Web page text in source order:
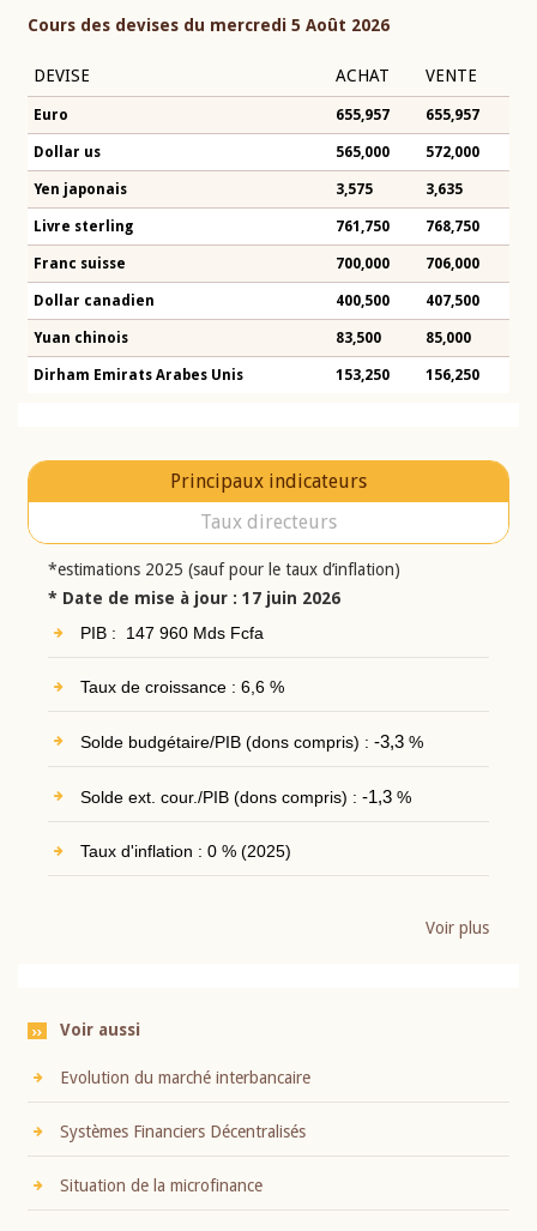
Cours des devises du mercredi 5 Août 2026
DEVISE ACHAT VENTE
Euro 655,957 655,957
Dollar us 565,000 572,000
Yen japonais 3,575 3,635
Livre sterling 761,750 768,750
Franc suisse 700,000 706,000
Dollar canadien 400,500 407,500
Yuan chinois 83,500 85,000
Dirham Emirats Arabes Unis 153,250 156,250
Principaux indicateurs
Taux directeurs
*estimations 2025 (sauf pour le taux d’inflation)
* Date de mise à jour : 17 juin 2026
PIB : 147 960 Mds Fcfa
Taux de croissance : 6,6 %
Solde budgétaire/PIB (dons compris) : -3,3%
Solde ext. cour./PIB (dons compris) : -1,3%
Taux d'inflation : 0 % (2025)
Voir plus
Voir aussi
Evolution du marché interbancaire
Systèmes Financiers Décentralisés
Situation de la microfinance